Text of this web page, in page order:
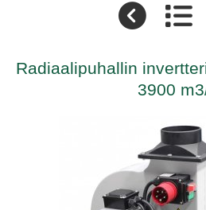
Radiaalipuhallin
3900